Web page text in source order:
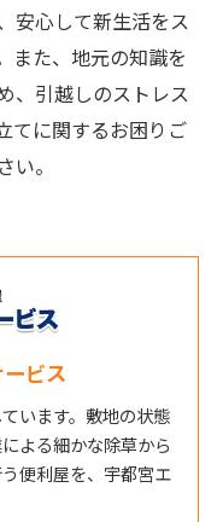
安心して新生活をス
また、地元の知識を
、引越しのストレス
てに関するお困りご
。
ビス
います。敷地の状態
よる細かな除草から
便利屋を、宇都宮エ